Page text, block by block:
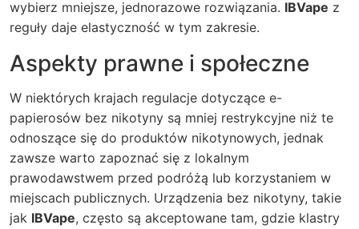
wybierz mniejsze, jednorazowe rozwiązania. IBVape z
reguły daje elastyczność w tym zakresie.
Aspekty prawne i społeczne
W niektórych krajach regulacje dotyczące e-
papierosów bez nikotyny są mniej restrykcyjne niż te
odnoszące się do produktów nikotynowych, jednak
zawsze warto zapoznać się z lokalnym
prawodawstwem przed podróżą lub korzystaniem w
miejscach publicznych. Urządzenia bez nikotyny, takie
jak IBVape, często są akceptowane tam, gdzie klastry